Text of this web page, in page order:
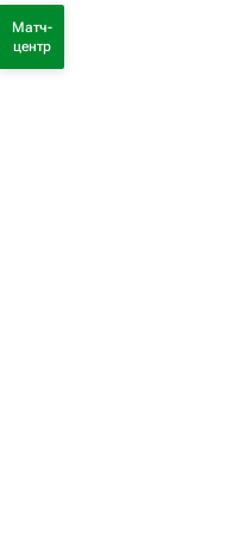
Матч-
центр